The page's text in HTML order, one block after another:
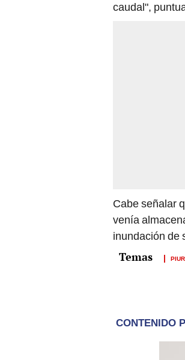
caudal",
Cabe señalar
venía
inundación de